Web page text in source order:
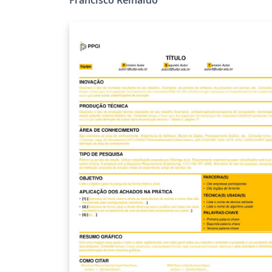
compatibilizei com abntex2, mas penso em
deixar um dia :) Agradecimentos a Overleaf
pela oportunidade